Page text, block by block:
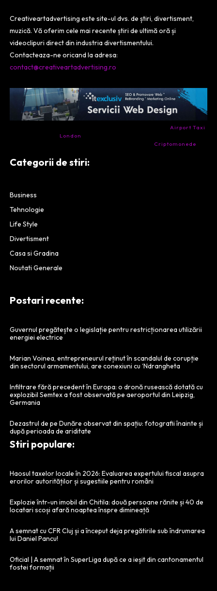
Creativeartadvertising este site-ul dvs. de știri, divertisment,
muzică. Vă oferim cele mai recente știri de ultimă oră și
videoclipuri direct din industria divertismentului.
Contacteaza-ne oricand la adresa:
contact@creativeartadvertising.ro
Airport Taxi
London
Criptomonede
Categorii de stiri:
Business
Tehnologie
Life Style
Divertisment
Casa si Gradina
Noutati Generale
Postari recente:
Guvernul pregătește o legislație pentru restricționarea utilizării
energiei electrice
Marian Voinea, entrepreneurul reținut în scandalul de corupție
din sectorul armamentului, are conexiuni cu ‘Ndrangheta
Infiltrare fără precedent în Europa: o dronă rusească dotată cu
explozibil Semtex a fost observată pe aeroportul din Leipzig,
Germania
Dezastrul de pe Dunăre observat din spațiu: fotografii înainte și
după perioada de ariditate
Stiri populare:
Haosul taxelor locale în 2026: Evaluarea expertului fiscal asupra
erorilor autorităților și sugestiile pentru români
Explozie într-un imobil din Chitila: două persoane rănite și 40 de
locatari scoși afară noaptea înspre dimineață
A semnat cu CFR Cluj și a început deja pregătirile sub îndrumarea
lui Daniel Pancu!
Oficial | A semnat în SuperLiga după ce a ieșit din cantonamentul
fostei formații